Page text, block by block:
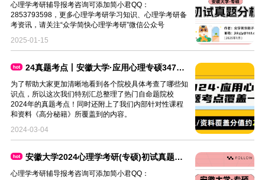
心理学考研辅导报考咨询可添加简小君QQ：
2853793598，更多心理学考研学习知识、心理学考研备
考资讯，请关注“众学简快心理学考研”微信公众号
2025-01-15
24真题考点丨安徽大学·应用心理专硕347真题考点覆盖一览
为了帮助大家更加清晰地看到各个院校具体考查了哪些知
识点，所以这次我们特别汇总整理了热门自命题院校
2024年的真题考点！同时还附上了我们内部针对性课程
和资料《高分秘籍》所覆盖到的内容。
2024-03-04
安徽大学2024心理学考研(专硕)初试真题分析
心理学考研辅导报考咨询可添加简小君QQ：